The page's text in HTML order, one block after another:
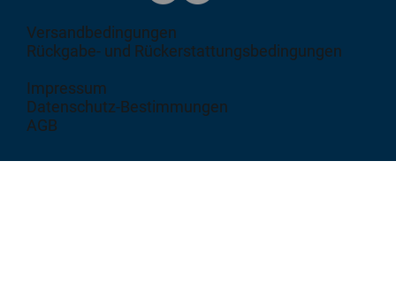
Versandbedingungen
Rückgabe- und Rückerstattungsbedingungen
Impressum
Datenschutz-Bestimmungen
AGB